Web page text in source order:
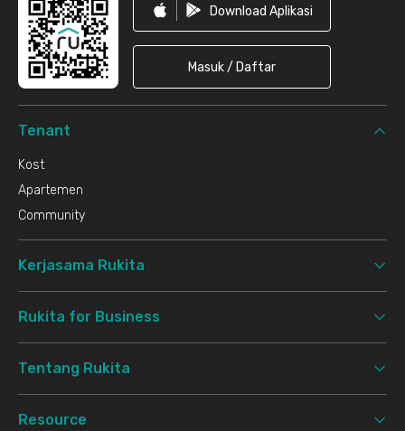
Download Aplikasi
Masuk / Daftar
Tenant
Kost
Apartemen
Community
Kerjasama Rukita
Rukita for Business
Tentang Rukita
Resource